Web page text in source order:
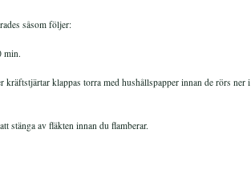
såsom följer:
min.
kräftstjärtar klappas torra med hushållspapper innan de rörs ner i
stänga av fläkten innan du flamberar.